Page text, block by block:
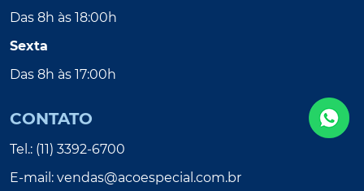
Das 8h às 18:00h
Sexta
Das 8h às 17:00h
CONTATO
Tel.: (11) 3392-6700
E-mail: vendas@acoespecial.com.br